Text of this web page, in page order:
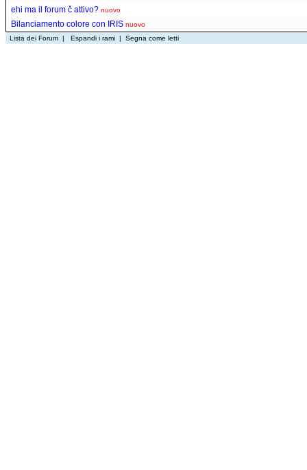
ehi ma il forum č attivo? nuovo
Bilanciamento colore con IRIS nuovo
Lista dei Forum | Espandi i rami | Segna come letti